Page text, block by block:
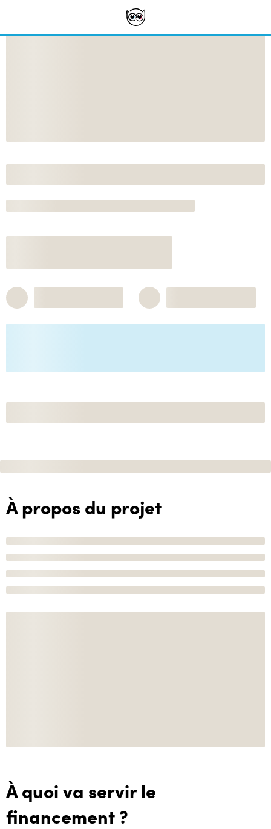
À propos du projet
À quoi va servir le
financement ?